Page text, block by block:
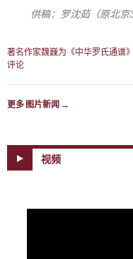
供稿：罗沈茹（原北
著名作家魏巍为《中华罗氏通谱
评论
更多 图片新闻 →
视频